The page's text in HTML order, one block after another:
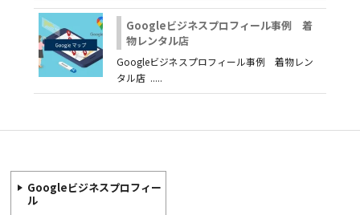
Googleビジネスプロフィール事例 着
物レンタル店
Googleビジネスプロフィール事例 着物レン
タル店 .....
Googleビジネスプロフィー
ル